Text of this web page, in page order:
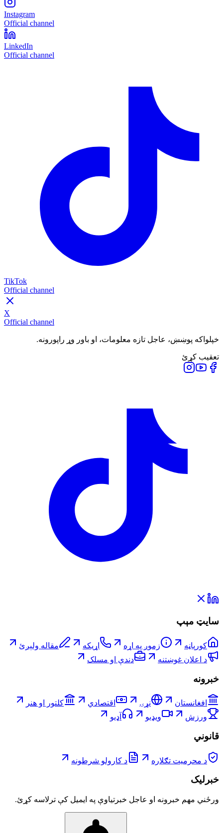
Instagram
Official channel
LinkedIn
Official channel
TikTok
Official channel
X
Official channel
خپلواکه پوښښ، عاجل تازه معلومات، او باور وړ راپورونه.
تعقیب کړئ
سایټ مېپ
کورپاڼه زموږ په اړه اړیکه
مقاله ولېږئ
د اعلان غوښتنه
دندې او مسلک
خبرونه
افغانستان نړۍ اقتصادي
کلتور او هنر
ورزش
ویډیو آډیو
قانوني
د محرمیت تګلاره د کارولو شرطونه
خبرلیک
ورځني مهم خبرونه او عاجل خبرتیاوې په ایمیل کې ترلاسه کړئ.